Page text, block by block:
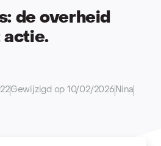
de overheid
actie.
Gewijzigd op 10/02/2026 Nina